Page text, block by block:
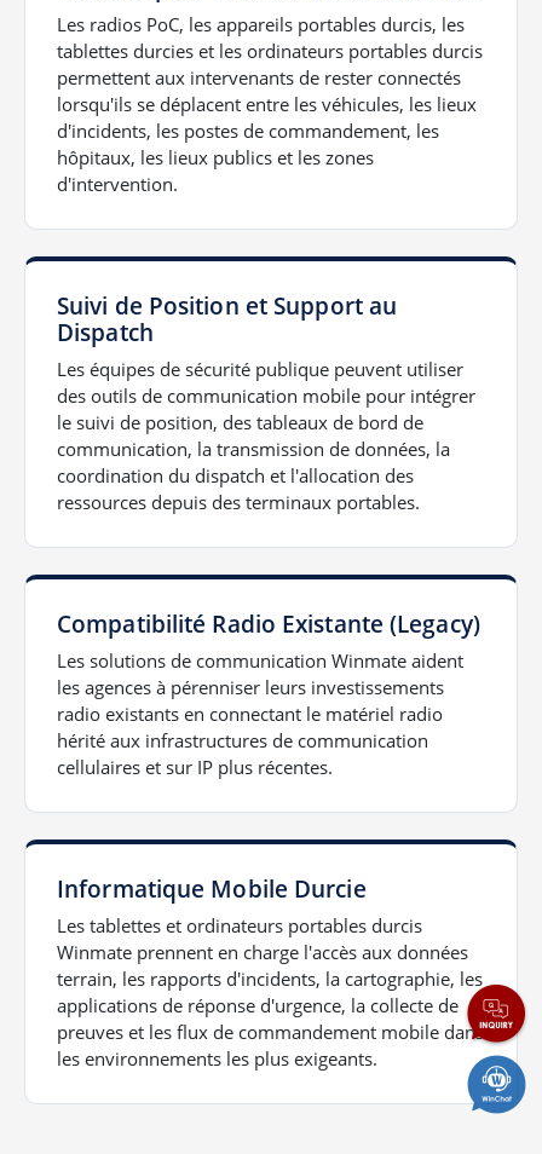
Les radios PoC, les appareils portables durcis, les
tablettes durcies et les ordinateurs portables durcis
permettent aux intervenants de rester connectés
lorsqu'ils se déplacent entre les véhicules, les lieux
d'incidents, les postes de commandement, les
hôpitaux, les lieux publics et les zones
d'intervention.
Suivi de Position et Support au
Dispatch
Les équipes de sécurité publique peuvent utiliser
des outils de communication mobile pour intégrer
le suivi de position, des tableaux de bord de
communication, la transmission de données, la
coordination du dispatch et l'allocation des
ressources depuis des terminaux portables.
Compatibilité Radio Existante (Legacy)
Les solutions de communication Winmate aident
les agences à pérenniser leurs investissements
radio existants en connectant le matériel radio
hérité aux infrastructures de communication
cellulaires et sur IP plus récentes.
Informatique Mobile Durcie
Les tablettes et ordinateurs portables durcis
Winmate prennent en charge l'accès aux données
terrain, les rapports d'incidents, la cartographie, les
applications de réponse d'urgence, la collecte de
preuves et les flux de commandement mobile dans
les environnements les plus exigeants.